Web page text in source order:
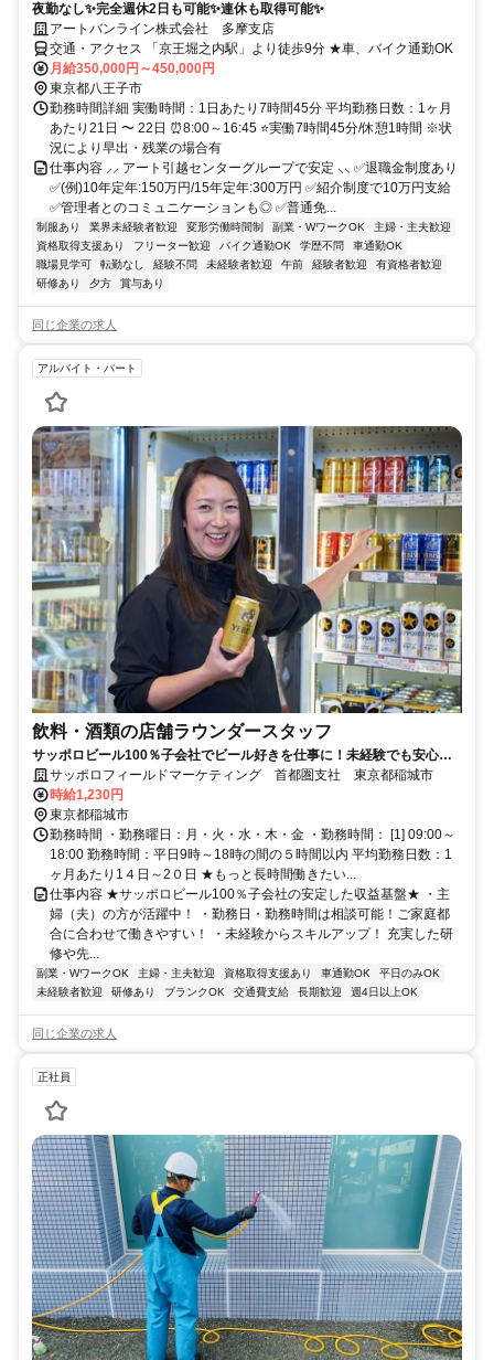
夜勤なし✨完全週休2日も可能✨連休も取得可能✨
アートバンライン株式会社 多摩支店
交通・アクセス 「京王堀之内駅」より徒歩9分 ★車、バイク通勤OK
月給350,000円～450,000円
東京都八王子市
勤務時間詳細 実働時間：1日あたり7時間45分 平均勤務日数：1ヶ月
あたり21日 〜 22日 ⏰8:00～16:45 ⭐実働7時間45分/休憩1時間 ※状
況により早出・残業の場合有
仕事内容 ⸝⸝ アート引越センターグループで安定 ⸜⸜ ✅退職金制度あり
✅(例)10年定年:150万円/15年定年:300万円 ✅紹介制度で10万円支給
✅管理者とのコミュニケーションも◎ ✅普通免...
制服あり 業界未経験者歓迎 変形労働時間制 副業・WワークOK
主婦・主夫歓迎
資格取得支援あり
フリーター歓迎 バイク通勤OK 学歴不問
車通勤OK
職場見学可
転勤なし 経験不問 未経験者歓迎 午前 経験者歓迎
有資格者歓迎
研修あり
夕方 賞与あり
同じ企業の求人
アルバイト・パート
飲料・酒類の店舗ラウンダースタッフ
サッポロビール100％子会社でビール好きを仕事に！未経験でも安心し
て始められる土日休みの店舗営業職！
サッポロフィールドマーケティング 首都圏支社 東京都稲城市
時給1,230円
東京都稲城市
勤務時間 ・勤務曜日：月・火・水・木・金 ・勤務時間： [1] 09:00～
18:00 勤務時間：平日9時～18時の間の５時間以内 平均勤務日数：1
ヶ月あたり1４日～2０日 ★もっと長時間働きたい...
仕事内容 ★サッポロビール100％子会社の安定した収益基盤★ ・主
婦（夫）の方が活躍中！ ・勤務日・勤務時間は相談可能！ご家庭都
合に合わせて働きやすい！ ・未経験からスキルアップ！ 充実した研
修や先...
副業・WワークOK 主婦・主夫歓迎 資格取得支援あり 車通勤OK
平日のみOK
未経験者歓迎
研修あり ブランクOK 交通費支給 長期歓迎 週4日以上OK
同じ企業の求人
正社員